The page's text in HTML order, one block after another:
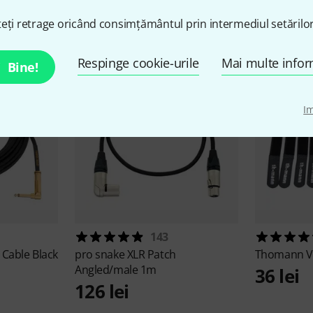
retrage oricând consimțământul prin intermediul
Bine! Respinge cookie-urile Mai multe
și articole
Black
143
pro snakeXLR Patch
Angled/male 1m
126 lei
Thomann
36 lei